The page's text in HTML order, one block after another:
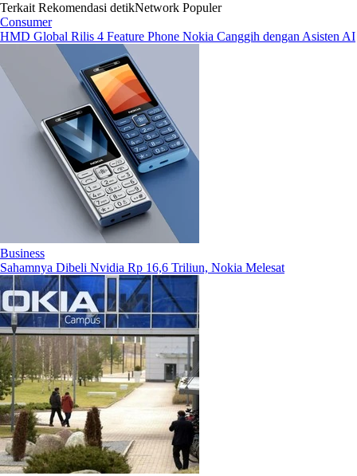
Terkait Rekomendasi detikNetwork Populer
Consumer
HMD Global Rilis 4 Feature Phone Nokia Canggih dengan Asisten AI
Business
Sahamnya Dibeli Nvidia Rp 16,6 Triliun, Nokia Melesat